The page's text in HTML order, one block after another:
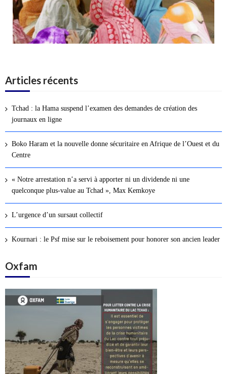
Articles récents
Tchad : la Hama suspend l’examen des demandes de création des
journaux en ligne
Boko Haram et la nouvelle donne sécuritaire en Afrique de l’Ouest et du
Centre
« Notre arrestation n’a servi à apporter ni un dividende ni une
quelconque plus-value au Tchad », Max Kemkoye
L’urgence d’un sursaut collectif
Kournari : le Psf mise sur le reboisement pour honorer son ancien leader
Oxfam